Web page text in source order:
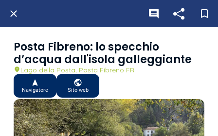
Posta Fibreno: lo specchio
d’acqua dall'isola galleggiante
Lago della Posta, Posta Fibreno FR
Navigatore Sito web